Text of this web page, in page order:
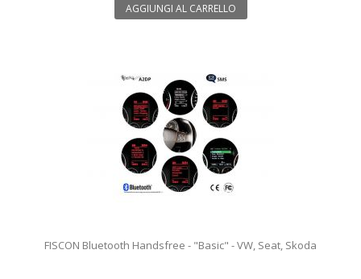
AGGIUNGI AL CARRELLO
FISCON Bluetooth Handsfree - "Basic" - VW, Seat, Skoda